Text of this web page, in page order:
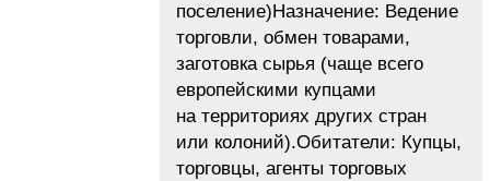
поселение)Назначение: Ведение
торговли, обмен товарами,
заготовка сырья (чаще всего
европейскими купцами
на территориях других стран
или колоний).Обитатели: Купцы,
торговцы, агенты торговых